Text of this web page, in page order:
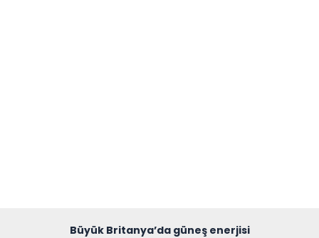
Büyük Britanya’da güneş enerjisi